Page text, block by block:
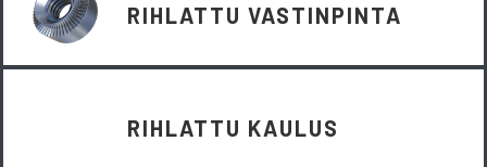
RIHLATTU VASTINPINTA
RIHLATTU KAULUS